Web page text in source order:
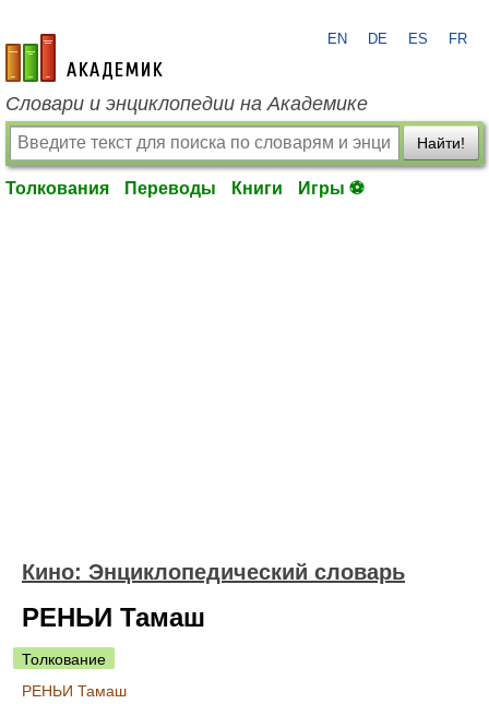
academic.ru
EN DE ES FR
Словари и энциклопедии на Академике
Найти!
Толкования Переводы Книги Игры ⚽
Кино: Энциклопедический словарь
РЕНЬИ Тамаш
Толкование
РЕНЬИ Тамаш